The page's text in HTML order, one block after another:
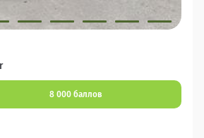
8 000 баллов